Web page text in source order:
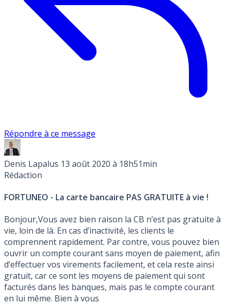
Répondre à ce message
Denis Lapalus 13 août 2020 à 18h51min
Rédaction
FORTUNEO - La carte bancaire PAS GRATUITE à vie !
Bonjour,Vous avez bien raison la CB n’est pas gratuite à
vie, loin de là. En cas d’inactivité, les clients le
comprennent rapidement. Par contre, vous pouvez bien
ouvrir un compte courant sans moyen de paiement, afin
d’effectuer vos virements facilement, et cela reste ainsi
gratuit, car ce sont les moyens de paiement qui sont
facturés dans les banques, mais pas le compte courant
en lui même. Bien à vous